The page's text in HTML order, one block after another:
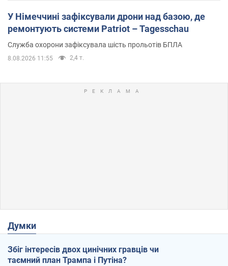
У Німеччині зафіксували дрони над базою, де
ремонтують системи Patriot – Tagesschau
Служба охорони зафіксувала шість прольотів БПЛА
8.08.2026 11:55 2,4 т.
Думки
Збіг інтересів двох цинічних гравців чи
таємний план Трампа і Путіна?